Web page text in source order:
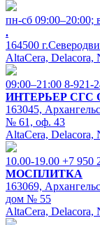
пн-сб 09:00–20:00;
.
164500
AltaCera, Delacora,
09:00–21:00 8-921-
ИНТЕРЬЕР СГС
163045,
№ 61, оф. 43
AltaCera, Delacora,
10.00-19.00 +7 950
МОСПЛИТКА
163069,
дом № 55
AltaCera, Delacora,